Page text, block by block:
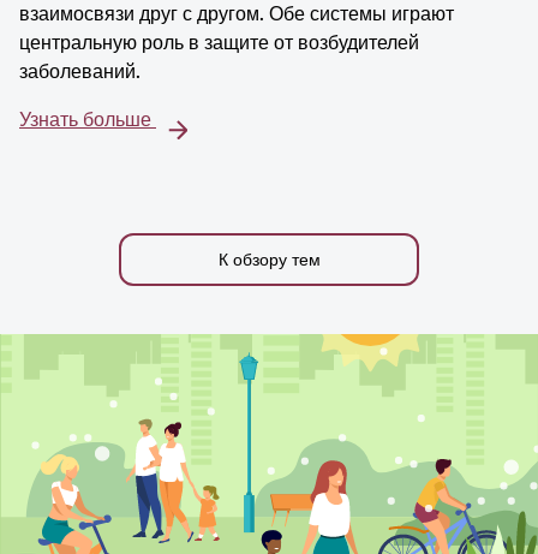
взаимосвязи друг с другом. Обе системы играют
центральную роль в защите от возбудителей
заболеваний.
Узнать больше
К обзору тем